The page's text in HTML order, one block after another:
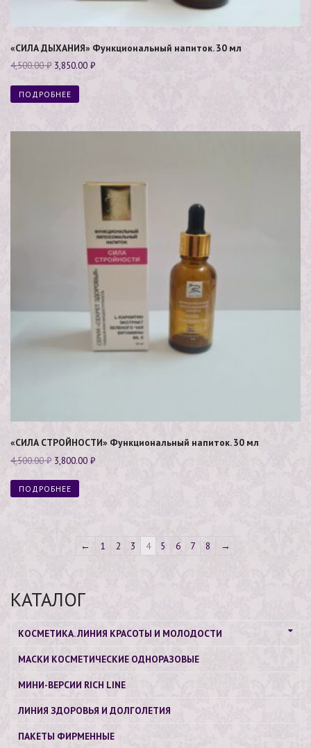
«СИЛА ДЫХАНИЯ» Функциональный напиток. 30 мл
4,500.00₽ 3,850.00 ₽
ПОДРОБНЕЕ
«СИЛА СТРОЙНОСТИ» Функциональный напиток. 30 мл
4,500.00₽ 3,800.00 ₽
ПОДРОБНЕЕ
← 1 2 3 4 5 6 7 8 →
КАТАЛОГ
КОСМЕТИКА. ЛИНИЯ КРАСОТЫ И МОЛОДОСТИ
МАСКИ КОСМЕТИЧЕСКИЕ ОДНОРАЗОВЫЕ
МИНИ-ВЕРСИИ RICH LINE
ЛИНИЯ ЗДОРОВЬЯ И ДОЛГОЛЕТИЯ
ПАКЕТЫ ФИРМЕННЫЕ